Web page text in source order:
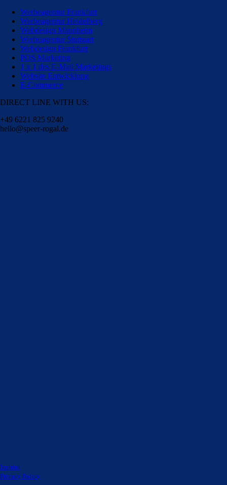
Werbeagentur Frankfurt
Werbeagentur Heidelberg
Webdesign Mannheim
Werbeagentur Stuttgart
Webdesign Frankfurt
POS Marketing
1 x 1 des E-Mail Marketings
Website Entwicklung
E-Commerce
DIRECT LINE WITH US:
+49 6221 825 9240
hello@speer-rogal.de
Imprint
Privacy Policy